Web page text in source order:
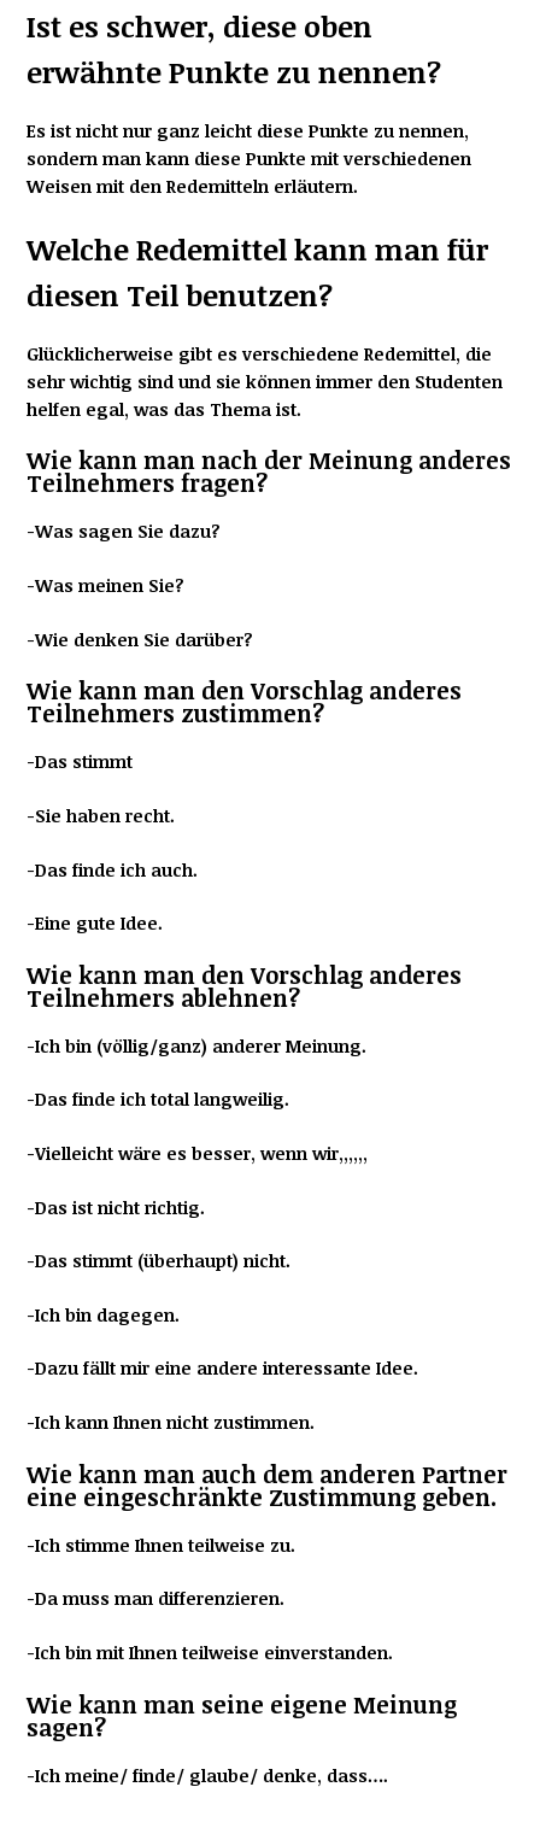
Ist es schwer, diese oben
erwähnte Punkte zu nennen?
Es ist nicht nur ganz leicht diese Punkte zu nennen,
sondern man kann diese Punkte mit verschiedenen
Weisen mit den Redemitteln erläutern.
Welche Redemittel kann man für
diesen Teil benutzen?
Glücklicherweise gibt es verschiedene Redemittel, die
sehr wichtig sind und sie können immer den Studenten
helfen egal, was das Thema ist.
Wie kann man nach der Meinung anderes
Teilnehmers fragen?
-Was sagen Sie dazu?
-Was meinen Sie?
-Wie denken Sie darüber?
Wie kann man den Vorschlag anderes
Teilnehmers zustimmen?
-Das stimmt
-Sie haben recht.
-Das finde ich auch.
-Eine gute Idee.
Wie kann man den Vorschlag anderes
Teilnehmers ablehnen?
-Ich bin (völlig/ganz) anderer Meinung.
-Das finde ich total langweilig.
-Vielleicht wäre es besser, wenn wir,,,,,,
-Das ist nicht richtig.
-Das stimmt (überhaupt) nicht.
-Ich bin dagegen.
-Dazu fällt mir eine andere interessante Idee.
-Ich kann Ihnen nicht zustimmen.
Wie kann man auch dem anderen Partner
eine eingeschränkte Zustimmung geben.
-Ich stimme Ihnen teilweise zu.
-Da muss man differenzieren.
-Ich bin mit Ihnen teilweise einverstanden.
Wie kann man seine eigene Meinung
sagen?
-Ich meine/ finde/ glaube/ denke, dass….